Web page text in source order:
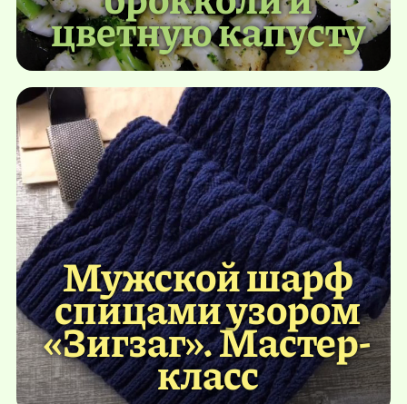
цветную капусту
Мужской шарф
спицами узором
«Зигзаг». Мастер-
класс